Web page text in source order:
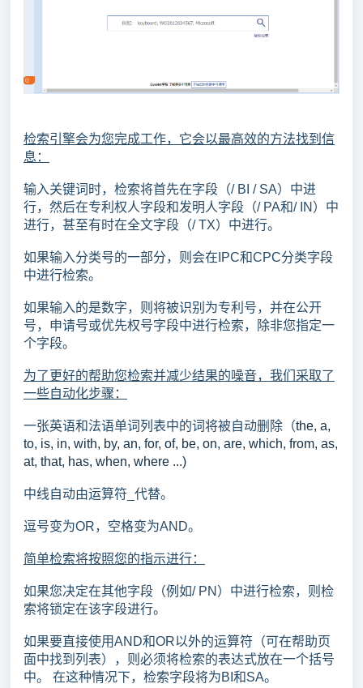
检索引擎会为您完成工作，它会以最高效的方法找到信
息：
输入关键词时，检索将首先在字段（/ BI / SA）中进
行，然后在专利权人字段和发明人字段（/ PA和/ IN）中
进行，甚至有时在全文字段（/ TX）中进行。
如果输入分类号的一部分，则会在IPC和CPC分类字段
中进行检索。
如果输入的是数字，则将被识别为专利号，并在公开
号，申请号或优先权号字段中进行检索，除非您指定一
个字段。
为了更好的帮助您检索并减少结果的噪音，我们采取了
一些自动化步骤：
一张英语和法语单词列表中的词将被自动删除（the, a,
to, is, in, with, by, an, for, of, be, on, are, which, from, as,
at, that, has, when, where ...)
中线自动由运算符_代替。
逗号变为OR，空格变为AND。
简单检索将按照您的指示进行：
如果您决定在其他字段（例如/ PN）中进行检索，则检
索将锁定在该字段进行。
如果要直接使用AND和OR以外的运算符（可在帮助页
面中找到列表），则必须将检索的表达式放在一个括号
中。 在这种情况下，检索字段将为BI和SA。